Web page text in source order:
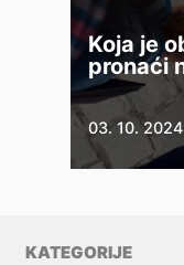
Koja je
pronaći
03. 10.
KATEGORIJE